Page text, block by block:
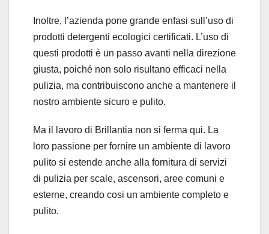
Inoltre, l’azienda pone grande enfasi sull’uso di
prodotti detergenti ecologici certificati. L’uso di
questi prodotti è un passo avanti nella direzione
giusta, poiché non solo risultano efficaci nella
pulizia, ma contribuiscono anche a mantenere il
nostro ambiente sicuro e pulito.
Ma il lavoro di Brillantia non si ferma qui. La
loro passione per fornire un ambiente di lavoro
pulito si estende anche alla fornitura di servizi
di pulizia per scale, ascensori, aree comuni e
esterne, creando cosi un ambiente completo e
pulito.